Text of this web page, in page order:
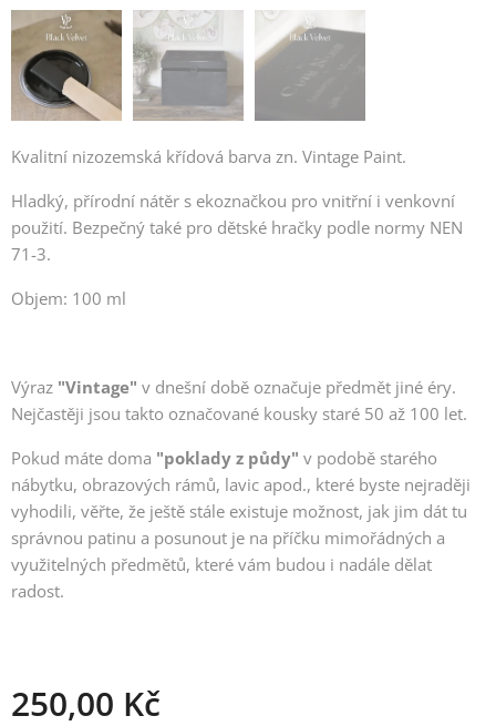
Kvalitní nizozemská křídová barva zn. Vintage Paint.
Hladký, přírodní nátěr s ekoznačkou pro vnitřní i venkovní
použití. Bezpečný také pro dětské hračky podle normy NEN
71-3.
Objem: 100 ml
Výraz "Vintage" v dnešní době označuje předmět jiné éry.
Nejčastěji jsou takto označované kousky staré 50 až 100 let.
Pokud máte doma "poklady z půdy" v podobě starého
nábytku, obrazových rámů, lavic apod., které byste nejraději
vyhodili, věřte, že ještě stále existuje možnost, jak jim dát tu
správnou patinu a posunout je na příčku mimořádných a
využitelných předmětů, které vám budou i nadále dělat
radost.
250,00 Kč